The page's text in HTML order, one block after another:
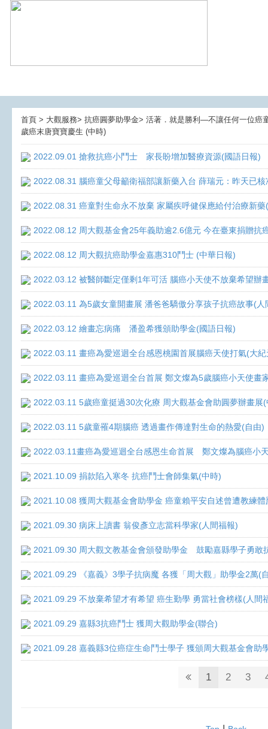
首頁 > 大觀服務> 抗癌圓夢助學金> 活著．就是勝利—不讓任何一位癌
歲癌末唐寶寶慶生 (中時)
2022.09.01 搶救抗癌小鬥士 家長盼增加醫療資源(國語日報)
2022.08.31 腦癌童父母籲衛福部讓新藥入台 薛瑞元：昨天已
2022.08.31 癌童對生命永不放棄 家屬疾呼健保應給付治療新藥
2022.08.12 周大觀基金會25年義助逾2.6億元 今在臺東捐贈抗
2022.08.12 周大觀抗癌助學金嘉惠310鬥士 (中華日報)
2022.03.12 被醫師斷定僅剩1年可活 腦癌小天使不放棄希望辦
2022.03.11 為5歲女童開畫展 潘爸爸驕傲分享孩子抗癌故事(人
2022.03.12 繪畫忘病痛 潘盈希獲頒助學金(國語日報)
2022.03.11 畫癌為愛巡迴全台感恩桃園首展腦癌天使打氣(大紀
2022.03.11 畫癌為愛巡迴全台首展 鄭文燦為5歲腦癌小天使畫
2022.03.11 5歲癌童挺過30次化療 周大觀基金會助圓夢辦畫展
2022.03.11 5歲童罹4期腦癌 透過畫作傳達對生命的熱愛(自由)
2022.03.11畫癌為愛巡迴全台感恩生命首展 鄭文燦為腦癌小
2021.10.09 捐款陷入寒冬 抗癌鬥士會師集氣(中時)
2021.10.08 獲周大觀基金會助學金 癌童賴平安自述曾遭教練體
2021.09.30 病床上讀書 翁俊彥立志當科學家(人間福報)
2021.09.30 周大觀文教基金會頒發助學金 鼓勵嘉縣學子勇敢
2021.09.29 《嘉義》3學子抗病魔 各獲「周大觀」助學金2萬(
2021.09.29 不放棄希望才有希望 癌生勤學 勇當社會榜樣(人間
2021.09.29 嘉縣3抗癌鬥士 獲周大觀助學金(聯合)
2021.09.28 嘉義縣3位癌症生命鬥士學子 獲頒周大觀基金會助
1 2 3